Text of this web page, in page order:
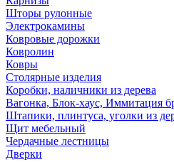
Шторы рулонные
Электрокамины
Ковровые дорожки
Ковролин
Ковры
Столярные изделия
Коробки, наличники из дерева
Вагонка, Блок-хаус, Иммитация
Штапики, плинтуса, уголки из
Щит мебельный
Чердачные лестницы
Дверки